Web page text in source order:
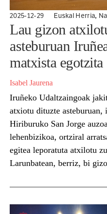
2025-12-29 Euskal Herria,
Lau gizon
asteburuan
matxista egotzita
Isabel Jaurena
Iruñeko Udaltzaingoak
atxiotu dituzte asteburuan,
Hiriburuko San Jorge
lehenbizikoa, ortziral
egitea leporatuta atxilotu
Larunbatean, berriz, bi
leporatuta, bikotekideari
Gauerdian atxilotu zuten